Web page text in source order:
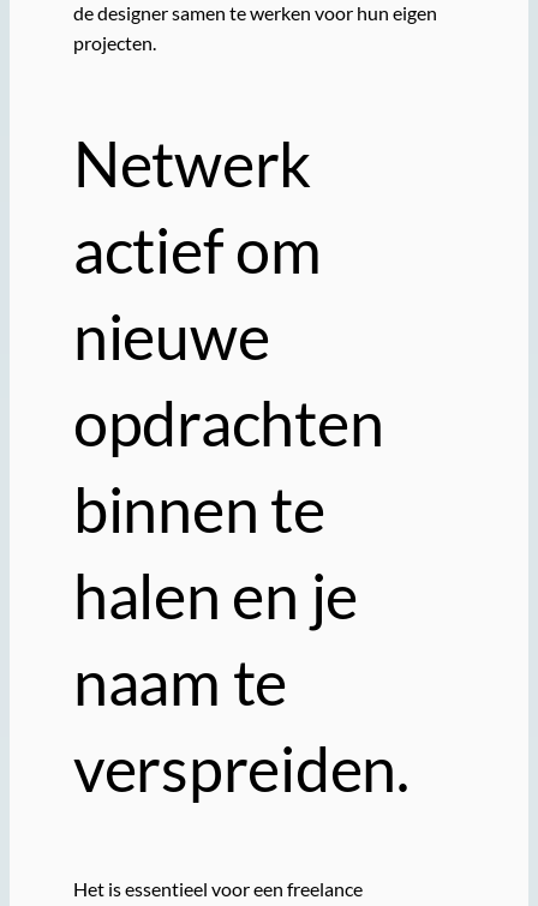
de designer samen te werken voor hun eigen
projecten.
Netwerk
actief om
nieuwe
opdrachten
binnen te
halen en je
naam te
verspreiden.
Het is essentieel voor een freelance